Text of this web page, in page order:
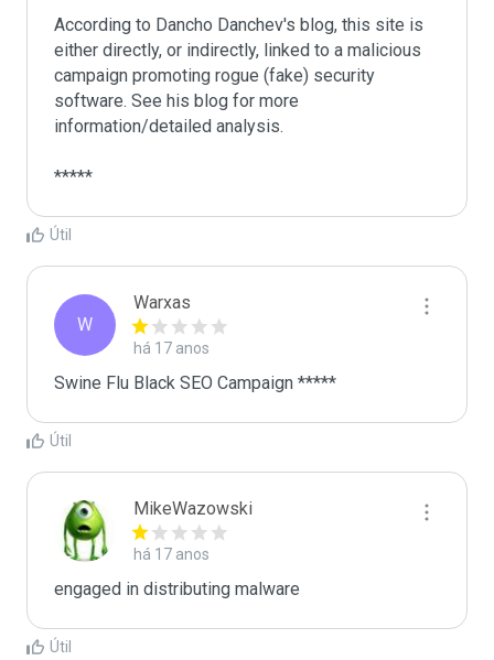
According to Dancho Danchev's blog, this site is
either directly, or indirectly, linked to a malicious
campaign promoting rogue (fake) security
software. See his blog for more
information/detailed analysis.
*****
Útil
W
Warxas
há 17 anos
Swine Flu Black SEO Campaign *****
Útil
MikeWazowski
há 17 anos
engaged in distributing malware
Útil